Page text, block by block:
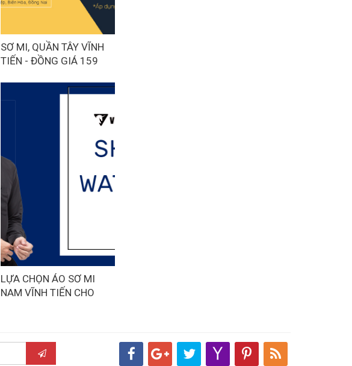
SƠ MI, QUẦN TÂY VĨNH
TIẾN - ĐỒNG GIÁ 159
LỰA CHỌN ÁO SƠ MI
NAM VĨNH TIẾN CHO